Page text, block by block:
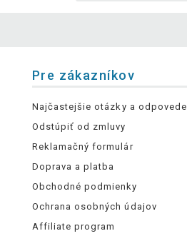
Pre zákazníkov
Najčastejšie otázky a odpovede
Odstúpiť od zmluvy
Reklamačný formulár
Doprava a platba
Obchodné podmienky
Ochrana osobných údajov
Affiliate program